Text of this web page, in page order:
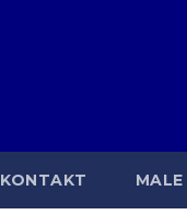
KONTAKT MALE